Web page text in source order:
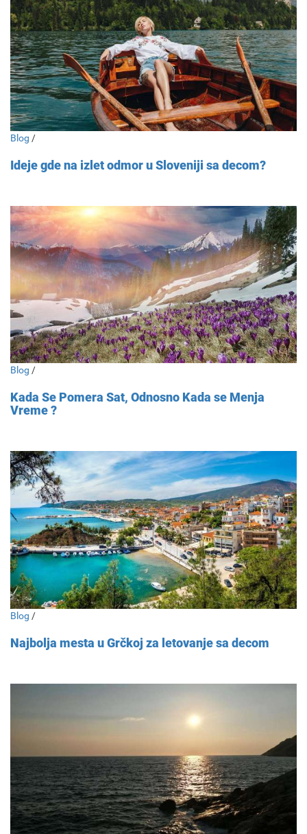
Blog /
Ideje gde na izlet odmor u Sloveniji sa decom?
Blog /
Kada Se Pomera Sat, Odnosno Kada se Menja
Vreme ?
Blog /
Najbolja mesta u Grčkoj za letovanje sa decom